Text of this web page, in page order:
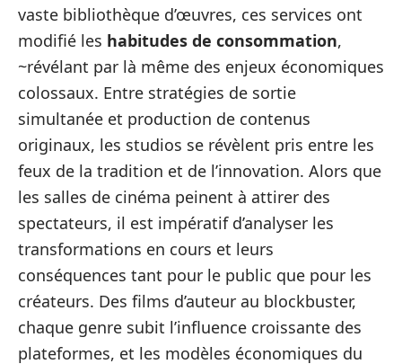
vaste bibliothèque d’œuvres, ces services ont
modifié les habitudes de consommation,
~révélant par là même des enjeux économiques
colossaux. Entre stratégies de sortie
simultanée et production de contenus
originaux, les studios se révèlent pris entre les
feux de la tradition et de l’innovation. Alors que
les salles de cinéma peinent à attirer des
spectateurs, il est impératif d’analyser les
transformations en cours et leurs
conséquences tant pour le public que pour les
créateurs. Des films d’auteur au blockbuster,
chaque genre subit l’influence croissante des
plateformes, et les modèles économiques du